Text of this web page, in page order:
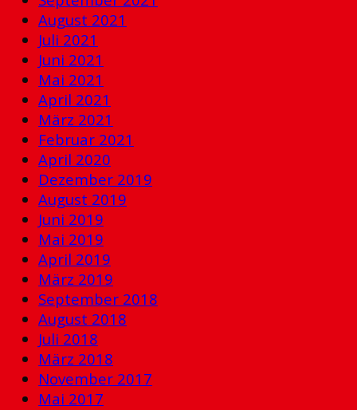
August 2021
Juli 2021
Juni 2021
Mai 2021
April 2021
März 2021
Februar 2021
April 2020
Dezember 2019
August 2019
Juni 2019
Mai 2019
April 2019
März 2019
September 2018
August 2018
Juli 2018
März 2018
November 2017
Mai 2017